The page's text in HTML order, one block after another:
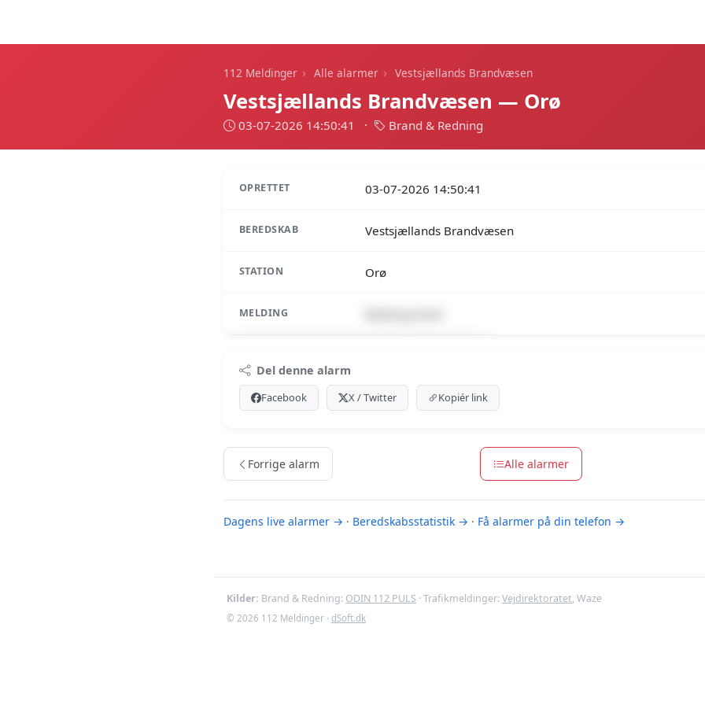
112 Meldinger › Alle alarmer › Vestsjællands Brandvæsen
Vestsjællands Brandvæsen — Orø
03-07-2026 14:50:41 · Brand & Redning
OPRETTET 03-07-2026 14:50:41
BEREDSKAB Vestsjællands Brandvæsen
STATION Orø
MELDING
Premium indhold
Log ind med Premium for at se meldingen.
Se Premium-muligheder
Del denne alarm
Facebook X / Twitter Kopiér link
Forrige alarm Alle alarmer
Dagens live alarmer → · Beredskabsstatistik → · Få alarmer på din telefon →
Kilder: Brand & Redning: ODIN 112 PULS · Trafikmeldinger:Vejdirektoratet, Waze
© 2026 112 Meldinger · dSoft.dk